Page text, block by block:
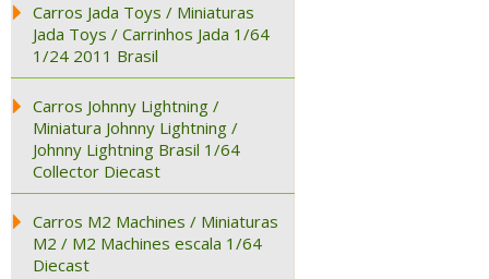
Carros Jada Toys / Miniaturas
Jada Toys / Carrinhos Jada 1/64
1/24 2011 Brasil
Carros Johnny Lightning /
Miniatura Johnny Lightning /
Johnny Lightning Brasil 1/64
Collector Diecast
Carros M2 Machines / Miniaturas
M2 / M2 Machines escala 1/64
Diecast